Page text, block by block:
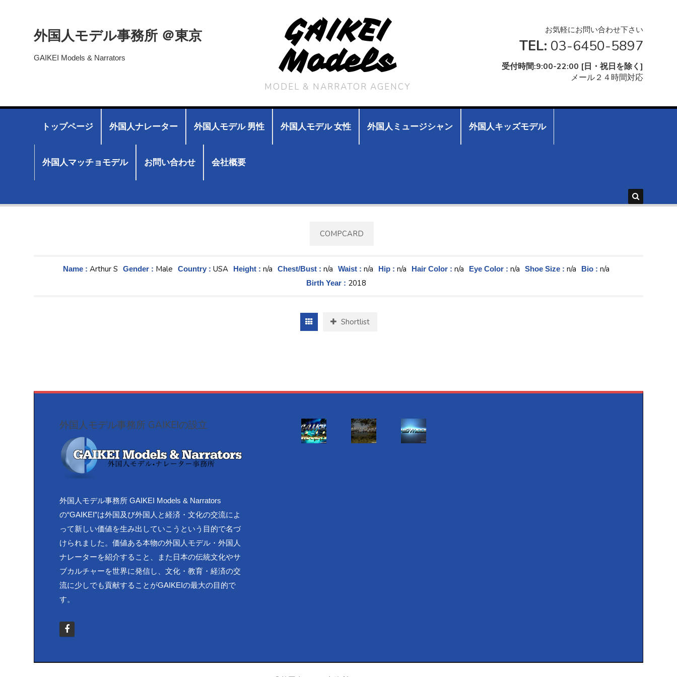
外国人モデル事務所 ＠東京
GAIKEI Models & Narrators
GAIKEI
Models
MODEL & NARRATOR AGENCY
お気軽にお問い合わせ下さい
TEL: 03-6450-5897
受付時間:9:00-22:00 [日・祝日を除く]
メール２４時間対応
トップページ 外国人ナレーター 外国人モデル 男性 外国人モデル 女性 外国人ミュージシャン 外国人キッズモデル
外国人マッチョモデル お問い合わせ 会社概要
COMPCARD
Name : Arthur S Gender : Male Country : USA Height : n/a Chest/Bust : n/a Waist : n/a Hip : n/a Hair Color : n/a Eye Color : n/a Shoe Size : n/a Bio : n/a
Birth Year : 2018
Shortlist
外国人モデル事務所 GAIKEIの設立
外国人モデル事務所 GAIKEI Models & Narrators
の“GAIKEI”は外国及び外国人と経済・文化の交流によ
って新しい価値を生み出していこうという目的で名づ
けられました。価値ある本物の外国人モデル・外国人
ナレーターを紹介すること、また日本の伝統文化やサ
ブカルチャーを世界に発信し、文化・教育・経済の交
流に少しでも貢献することがGAIKEIの最大の目的で
す。